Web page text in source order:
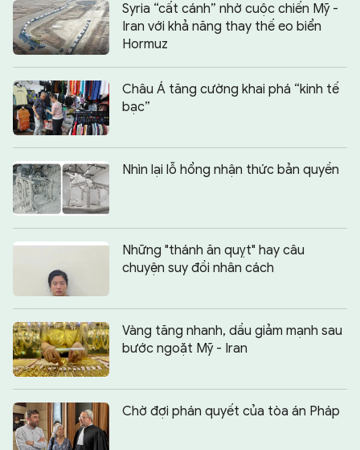
Syria “cất cánh” nhờ cuộc chiến Mỹ -
Iran với khả năng thay thế eo biển
Hormuz
Châu Á tăng cường khai phá “kinh tế
bạc”
Nhìn lại lỗ hổng nhận thức bản quyền
Những "thánh ăn quỵt" hay câu
chuyện suy đồi nhân cách
Vàng tăng nhanh, dầu giảm mạnh sau
bước ngoặt Mỹ - Iran
Chờ đợi phán quyết của tòa án Pháp